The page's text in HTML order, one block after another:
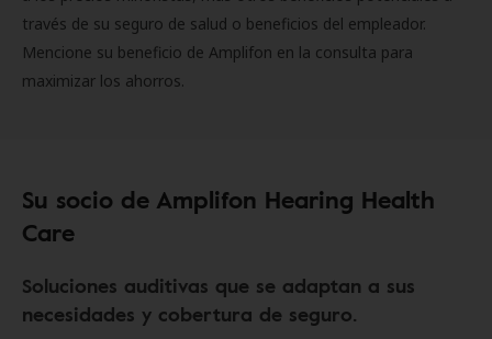
través de su seguro de salud o beneficios del empleador.
Mencione su beneficio de Amplifon en la consulta para
maximizar los ahorros.
Su socio de Amplifon Hearing Health
Care
Soluciones auditivas que se adaptan a sus
necesidades y cobertura de seguro.